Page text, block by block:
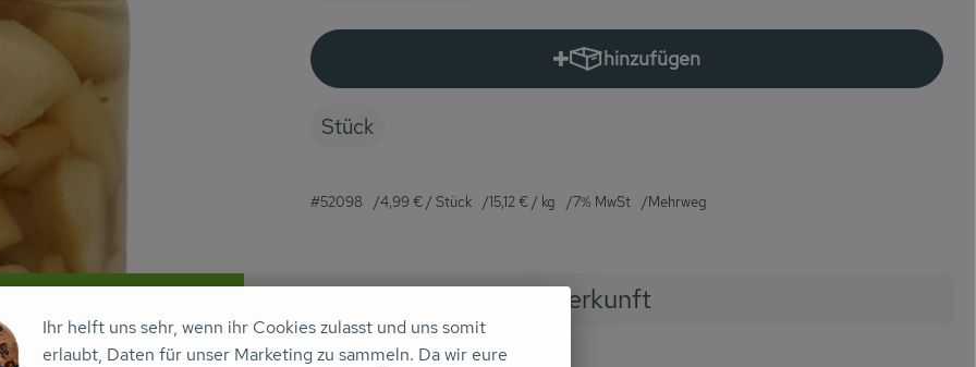
hinzufügen
Produkt zum Warenkorb hinzufügen
Stück
#52098 4,99 € / Stück 15,12 € / kg 7% MwSt Mehrweg
Rezepte
Herkunft
keine passenden Rezepte gefunden.
Ihr helft uns sehr, wenn ihr Cookies zulasst und uns somit
erlaubt, Daten für unser Marketing zu sammeln. Da wir eure